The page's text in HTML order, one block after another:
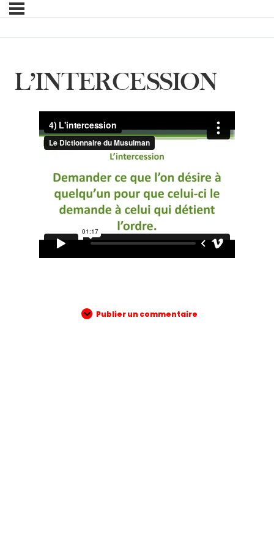
L’INTERCESSION
Publier un commentaire